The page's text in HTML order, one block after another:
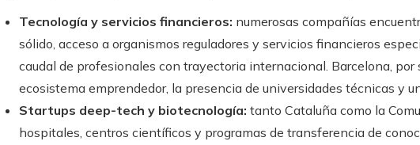
Tecnología y servicios financieros: numerosas compañías
sólido, acceso a organismos reguladores y servicios financieros
caudal de profesionales con trayectoria internacional. Barcelona, por
ecosistema emprendedor, la presencia de universidades técnicas y
Startups deep-tech y biotecnología: tanto Cataluña como la
hospitales, centros científicos y programas de transferencia de